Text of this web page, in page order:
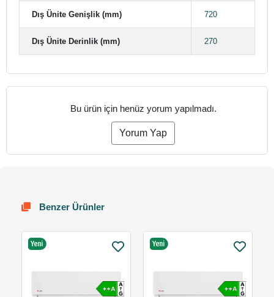
Dış Ünite Genişlik (mm) 720
Dış Ünite Derinlik (mm) 270
Bu ürün için henüz yorum yapılmadı.
Yorum Yap
Benzer Ürünler